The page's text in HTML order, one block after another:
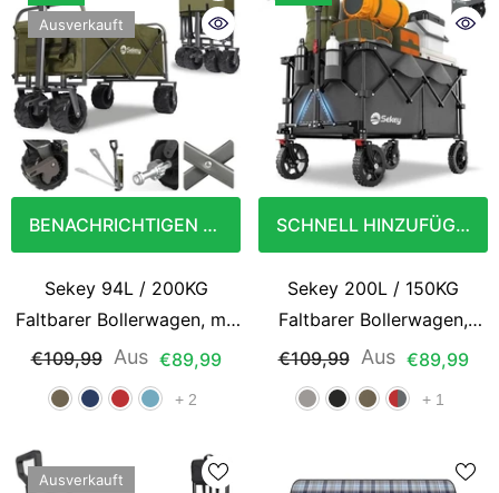
Ausflüge
Ausverkauft
BENACHRICHTIGEN SIE MICH
Sekey 94L / 200KG
Faltbarer Bollerwagen, mit
Bremsen und Extra Breiten
Rädern
€109,99 Aus €89,99
+ 2
SCHNELL HINZUFÜGEN
Sekey 200L / 150KG
Faltbarer Bollerwagen,
Patentiert
Zusammenfaltbar aus Vier
Richtungen, mit Bremsen
€109,99 Aus €89,99
+ 1
Ausverkauft